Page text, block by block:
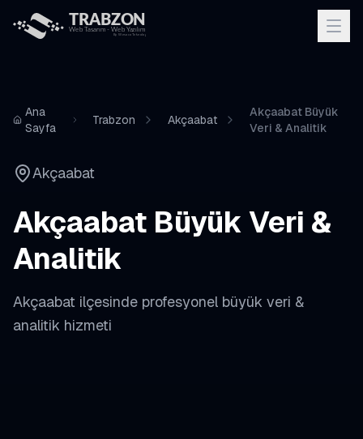
Ana
Sayfa
Trabzon Akçaabat
Akçaabat Büyük
Veri & Analitik
Akçaabat
Akçaabat Büyük Veri &
Analitik
Akçaabat ilçesinde profesyonel büyük veri &
analitik hizmeti